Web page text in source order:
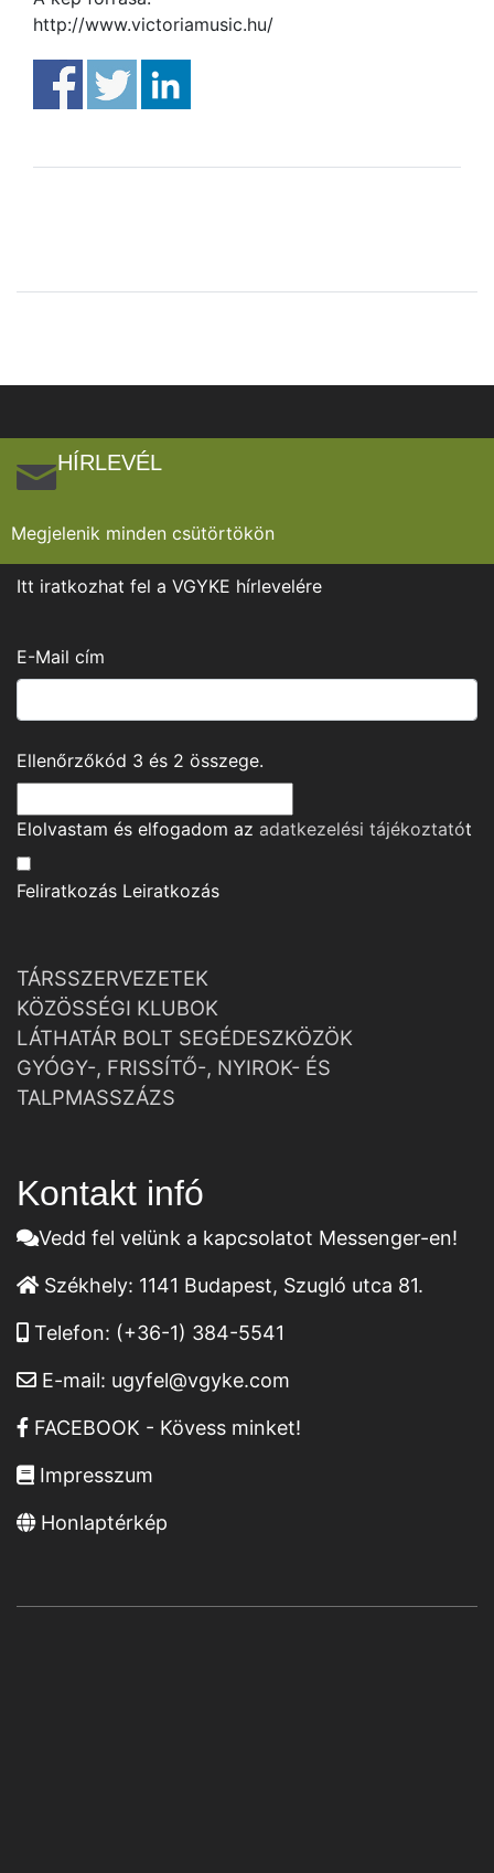
http://www.victoriamusic.hu/
HÍRLEVÉL
Megjelenik minden csütörtökön
Itt iratkozhat fel a VGYKE hírlevelére
E-Mail cím
Ellenőrzőkód 3 és 2 összege.
Elolvastam és elfogadom az adatkezelési tájékoztatót
Feliratkozás Leiratkozás
TÁRSSZERVEZETEK
KÖZÖSSÉGI KLUBOK
LÁTHATÁR BOLT SEGÉDESZKÖZÖK
GYÓGY-, FRISSÍTŐ-, NYIROK- ÉS
TALPMASSZÁZS
Kontakt infó
Vedd fel velünk a kapcsolatot Messenger-en!
Székhely: 1141 Budapest, Szugló utca 81.
Telefon: (+36-1) 384-5541
E-mail: ugyfel@vgyke.com
FACEBOOK - Kövess minket!
Impresszum
Honlaptérkép